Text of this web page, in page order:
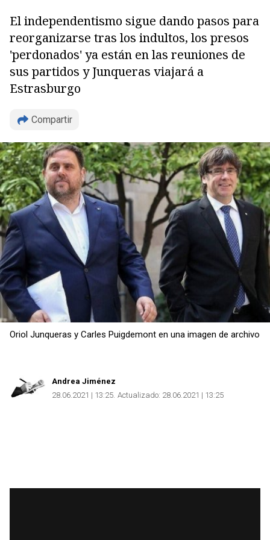
El independentismo sigue dando pasos para
reorganizarse tras los indultos, los presos
'perdonados' ya están en las reuniones de
sus partidos y Junqueras viajará a
Estrasburgo
Compartir
Copiar
Oriol Junqueras y Carles Puigdemont en una imagen de archivo
Andrea Jiménez
28.06.2021 | 13:25 Actualizado: 28.06.2021 | 13:25